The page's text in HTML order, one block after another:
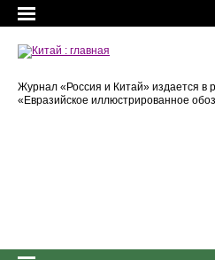
Журнал «Россия и Китай» издается в
«Евразийское иллюстрированное